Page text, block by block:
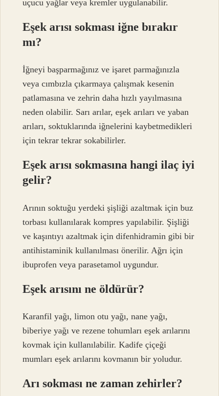
uçucu yağlar veya kremler uygulanabilir.
Eşek arısı sokması iğne bırakır
mı?
İğneyi başparmağınız ve işaret parmağınızla
veya cımbızla çıkarmaya çalışmak kesenin
patlamasına ve zehrin daha hızlı yayılmasına
neden olabilir. Sarı arılar, eşek arıları ve yaban
arıları, soktuklarında iğnelerini kaybetmedikleri
için tekrar tekrar sokabilirler.
Eşek arısı sokmasına hangi ilaç iyi
gelir?
Arının soktuğu yerdeki şişliği azaltmak için buz
torbası kullanılarak kompres yapılabilir. Şişliği
ve kaşıntıyı azaltmak için difenhidramin gibi bir
antihistaminik kullanılması önerilir. Ağrı için
ibuprofen veya parasetamol uygundur.
Eşek arısını ne öldürür?
Karanfil yağı, limon otu yağı, nane yağı,
biberiye yağı ve rezene tohumları eşek arılarını
kovmak için kullanılabilir. Kadife çiçeği
mumları eşek arılarını kovmanın bir yoludur.
Arı sokması ne zaman zehirler?